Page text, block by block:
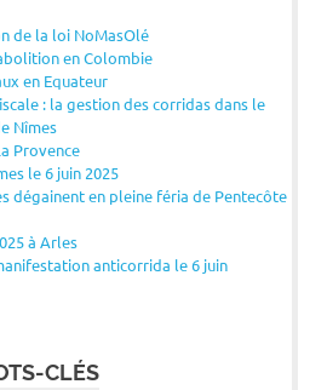
de la loi NoMasOlé
en Colombie
en Equateur
: la gestion des corridas dans le
Nîmes
Provence
le 6 juin 2025
dégainent en pleine féria de Pentecôte
à Arles
anticorrida le 6 juin
CLÉS